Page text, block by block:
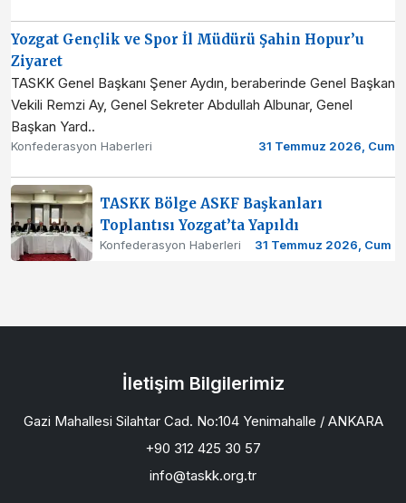
Yozgat Gençlik ve Spor İl Müdürü Şahin Hopur’u
Ziyaret
TASKK Genel Başkanı Şener Aydın, beraberinde Genel Başkan
Vekili Remzi Ay, Genel Sekreter Abdullah Albunar, Genel
Başkan Yard..
Konfederasyon Haberleri 31 Temmuz 2026, Cum
TASKK Bölge ASKF Başkanları
Toplantısı Yozgat’ta Yapıldı
Konfederasyon Haberleri 31 Temmuz 2026, Cum
İletişim Bilgilerimiz
Gazi Mahallesi Silahtar Cad. No:104 Yenimahalle / ANKARA
+90 312 425 30 57
info@taskk.org.tr